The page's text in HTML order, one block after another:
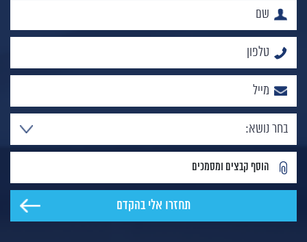
הוסף קבצים ומסמכים